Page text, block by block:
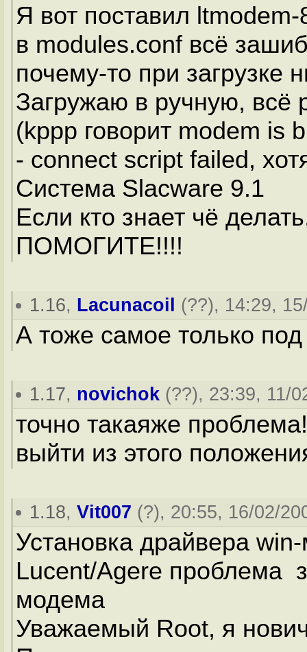
Я вот поставил
в modules.conf всё
почему-то при загрузке
Загружаю в ручную, всё
(kppp говорит modem is
- connect script failed,
Система Slacware 9.1
Если кто знает чё
ПОМОГИТЕ!!!!
1.16, Lacunacoil (??), 14:29,
А тоже самое только
1.17, novichok (??), 23:39, 11/
точно такаяже
выйти из этого
1.18,Vit007 (?), 20:55, 16/02/
Установка драйвера
Lucent/Agere проблема
модема
Уважаемый Root, я